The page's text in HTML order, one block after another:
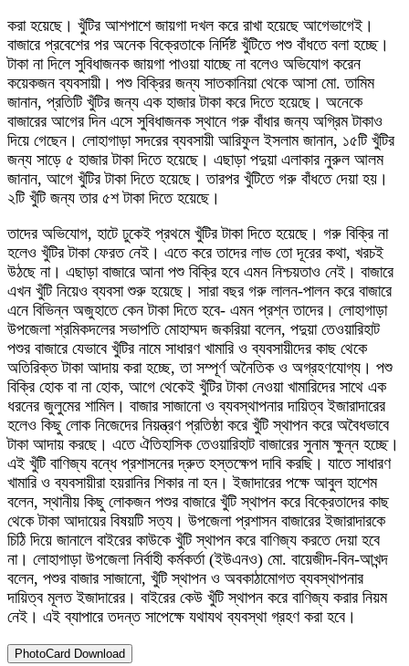
করা হয়েছে। খুঁটির আশপাশে জায়গা দখল করে রাখা হয়েছে আগেভাগেই।
বাজারে প্রবেশের পর অনেক বিক্রেতাকে নির্দিষ্ট খুঁটিতে পশু বাঁধতে বলা হচ্ছে।
টাকা না দিলে সুবিধাজনক জায়গা পাওয়া যাচ্ছে না বলেও অভিযোগ করেন
কয়েকজন ব্যবসায়ী। পশু বিক্রির জন্য সাতকানিয়া থেকে আসা মো. তামিম
জানান, প্রতিটি খুঁটির জন্য এক হাজার টাকা করে দিতে হয়েছে। অনেকে
বাজারের আগের দিন এসে সুবিধাজনক স্থানে গরু বাঁধার জন্য অগ্রিম টাকাও
দিয়ে গেছেন। লোহাগাড়া সদরের ব্যবসায়ী আরিফুল ইসলাম জানান, ১৫টি খুঁটির
জন্য সাড়ে ৫ হাজার টাকা দিতে হয়েছে। এছাড়া পদুয়া এলাকার নুরুল আলম
জানান, আগে খুঁটির টাকা দিতে হয়েছে। তারপর খুঁটিতে গরু বাঁধতে দেয়া হয়।
২টি খুঁটি জন্য তার ৫শ টাকা দিতে হয়েছে।
তাদের অভিযোগ, হাটে ঢুকেই প্রথমে খুঁটির টাকা দিতে হয়েছে। গরু বিক্রি না
হলেও খুঁটির টাকা ফেরত নেই। এতে করে তাদের লাভ তো দূরের কথা, খরচই
উঠছে না। এছাড়া বাজারে আনা পশু বিক্রি হবে এমন নিশ্চয়তাও নেই। বাজারে
এখন খুঁটি নিয়েও ব্যবসা শুরু হয়েছে। সারা বছর গরু লালন-পালন করে বাজারে
এনে বিভিন্ন অজুহাতে কেন টাকা দিতে হবে- এমন প্রশ্ন তাদের। লোহাগাড়া
উপজেলা শ্রমিকদলের সভাপতি মোহাম্মদ জকরিয়া বলেন, পদুয়া তেওয়ারিহাট
পশুর বাজারে যেভাবে খুঁটির নামে সাধারণ খামারি ও ব্যবসায়ীদের কাছ থেকে
অতিরিক্ত টাকা আদায় করা হচ্ছে, তা সম্পূর্ণ অনৈতিক ও অগ্রহণযোগ্য। পশু
বিক্রি হোক বা না হোক, আগে থেকেই খুঁটির টাকা নেওয়া খামারিদের সাথে এক
ধরনের জুলুমের শামিল। বাজার সাজানো ও ব্যবস্থাপনার দায়িত্ব ইজারাদারের
হলেও কিছু লোক নিজেদের নিয়ন্ত্রণ প্রতিষ্ঠা করে খুঁটি স্থাপন করে অবৈধভাবে
টাকা আদায় করছে। এতে ঐতিহাসিক তেওয়ারিহাট বাজারের সুনাম ক্ষুন্ন হচ্ছে।
এই খুঁটি বাণিজ্য বন্ধে প্রশাসনের দ্রুত হস্তক্ষেপ দাবি করছি। যাতে সাধারণ
খামারি ও ব্যবসায়ীরা হয়রানির শিকার না হন। ইজাদারের পক্ষে আবুল হাশেম
বলেন, স্থানীয় কিছু লোকজন পশুর বাজারে খুঁটি স্থাপন করে বিক্রেতাদের কাছ
থেকে টাকা আদায়ের বিষয়টি সত্য। উপজেলা প্রশাসন বাজারের ইজারাদারকে
চিঠি দিয়ে জানালে বাইরের কাউকে খুঁটি স্থাপন করে বাণিজ্য করতে দেয়া হবে
না। লোহাগাড়া উপজেলা নির্বাহী কর্মকর্তা (ইউএনও) মো. বায়েজীদ-বিন-আখন্দ
বলেন, পশুর বাজার সাজানো, খুঁটি স্থাপন ও অবকাঠামোগত ব্যবস্থাপনার
দায়িত্ব মূলত ইজাদারের। বাইরের কেউ খুঁটি স্থাপন করে বাণিজ্য করার নিয়ম
নেই। এই ব্যাপারে তদন্ত সাপেক্ষে যথাযথ ব্যবস্থা গ্রহণ করা হবে।
PhotoCard Download